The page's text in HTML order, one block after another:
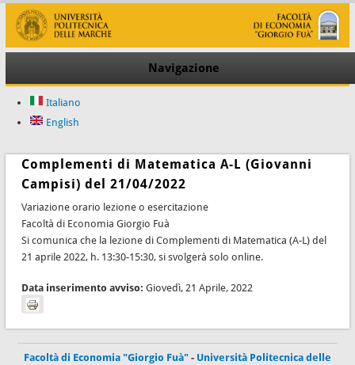
Navigazione
Italiano
English
Complementi di Matematica A-L (Giovanni
Campisi) del 21/04/2022
Variazione orario lezione o esercitazione
Facoltà di Economia Giorgio Fuà
Si comunica che la lezione di Complementi di Matematica (A-L) del
21 aprile 2022, h. 13:30-15:30, si svolgerà solo online.
Data inserimento avviso: Giovedì, 21 Aprile, 2022
Facoltà di Economia "Giorgio Fuà" - Università Politecnica delle